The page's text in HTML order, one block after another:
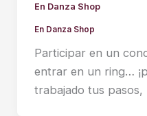
En Danza Shop
En Danza Shop
Participar en un
entrar en un ring…
trabajado tus